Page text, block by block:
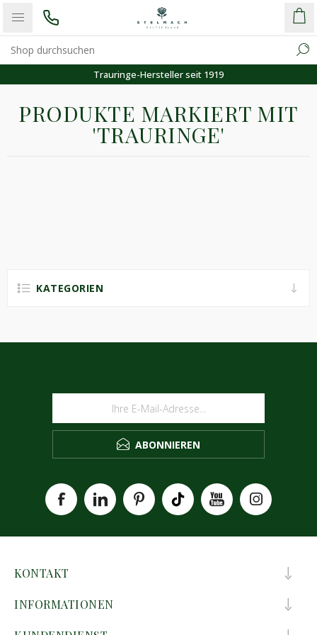
Trauringe-Hersteller seit 1919
PRODUKTE MARKIERT MIT
'TRAURINGE'
KATEGORIEN
ABONNIEREN
KONTAKT
INFORMATIONEN